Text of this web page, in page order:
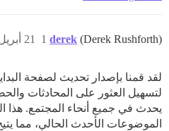
derek (Derek Rushforth) 21 أبريل 2026، 2:39م 1
لتسهيل العثور على المحادثات
يحدث في جميع أنحاء المجتمع.
الموضوعات الأحدث الحالي، مما